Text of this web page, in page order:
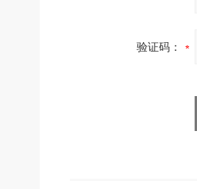
验证码：